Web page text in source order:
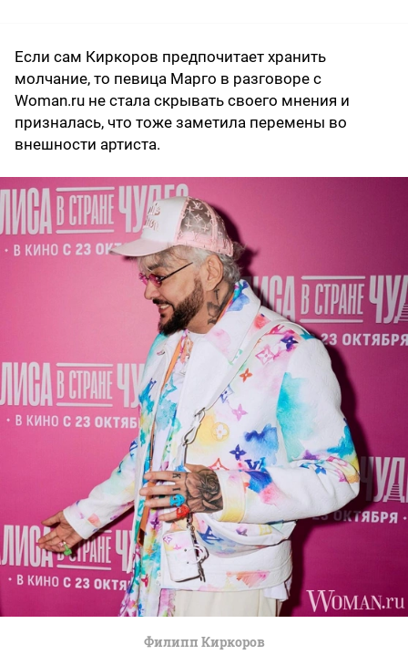
Если сам Киркоров предпочитает хранить
молчание, то певица Марго в разговоре с
Woman.ru не стала скрывать своего мнения и
призналась, что тоже заметила перемены во
внешности артиста.
Филипп Киркоров